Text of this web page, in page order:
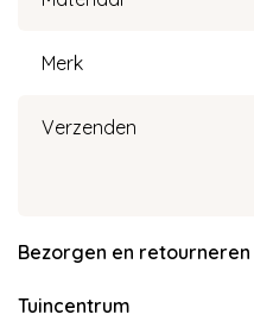
Merk
Verzenden
Bezorgen en retourneren
Tuincentrum